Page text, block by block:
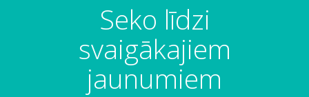
Seko līdzi
svaigākajiem
jaunumiem